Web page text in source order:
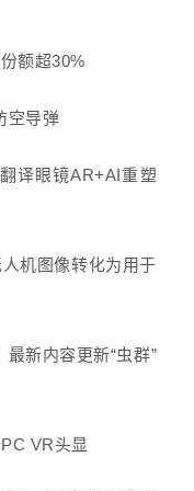
额超30%
空导弹
译眼镜AR+AI重塑
机图像转化为用于
新内容更新“虫群”
VR头显